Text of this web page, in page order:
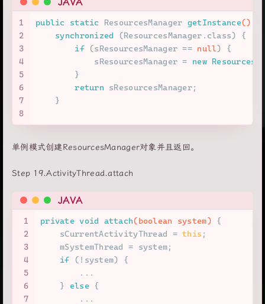
1
2
3
4
5
6
7
8
public static ResourcesManager getInstance()
synchronized (ResourcesManager.class) {
if (sResourcesManager == null) {
            sResourcesManager =
new
        }
return sResourcesManager;
    }
单例模式创建ResourcesManager对象并且返回。
Step 19.ActivityThread.attach
JAVA
1
2
3
4
5
6
7
private void attach(boolean system) {
    sCurrentActivityThread =
this ;
    mSystemThread = system;
if (!system) {
        ...
    }
else {
        ...